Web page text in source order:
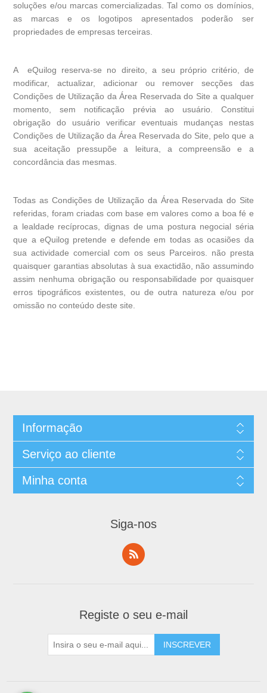
soluções e/ou marcas comercializadas. Tal como os domínios,
as marcas e os logotipos apresentados poderão ser
propriedades de empresas terceiras.
A eQuilog reserva-se no direito, a seu próprio critério, de
modificar, actualizar, adicionar ou remover secções das
Condições de Utilização da Área Reservada do Site a qualquer
momento, sem notificação prévia ao usuário. Constitui
obrigação do usuário verificar eventuais mudanças nestas
Condições de Utilização da Área Reservada do Site, pelo que a
sua aceitação pressupõe a leitura, a compreensão e a
concordância das mesmas.
Todas as Condições de Utilização da Área Reservada do Site
referidas, foram criadas com base em valores como a boa fé e
a lealdade recíprocas, dignas de uma postura negocial séria
que a eQuilog pretende e defende em todas as ocasiões da
sua actividade comercial com os seus Parceiros. não presta
quaisquer garantias absolutas à sua exactidão, não assumindo
assim nenhuma obrigação ou responsabilidade por quaisquer
erros tipográficos existentes, ou de outra natureza e/ou por
omissão no conteúdo deste site.
Informação
Serviço ao cliente
Minha conta
Siga-nos
Registe o seu e-mail